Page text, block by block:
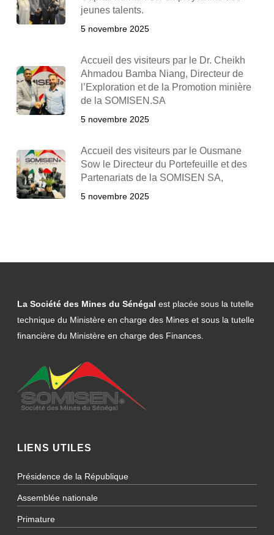
jeunes talents.
5 novembre 2025
Accueil des visiteurs par le Dr. Cheikh
Ahmadou Bamba Niang, Directeur de
l’Exploration et de la Promotion minière
de la SOMISEN.SA
5 novembre 2025
Accueil des visiteurs par le Ousmane
Sow le Directeur du Portefeuille et des
Partenariats de la SOMISEN SA,
5 novembre 2025
La Société des Mines du Sénégal est placée sous la tutelle
technique du Ministère en charge des Mines et sous la tutelle
financière du Ministère en charge des Finances.
LIENS UTILES
Présidence de la République
Assemblée nationale
Primature